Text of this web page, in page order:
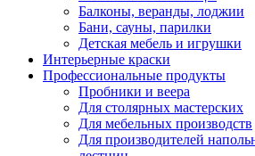
Балконы, веранды, лоджии
Бани, сауны, парилки
Детская мебель и игрушки
Интерьерные краски
Профессиональные продукты
Пробники и веера
Для столярных мастерских
Для мебельных производств
Для производителей